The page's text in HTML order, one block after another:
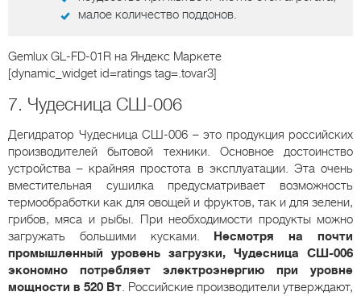
малое количество поддонов.
Gemlux GL-FD-01R на Яндекс Маркете
[dynamic_widget id=ratings tag=.tovar3]
7. Чудесница СШ-006
Дегидратор Чудесница СШ-006 – это продукция российских
производителей бытовой техники. Основное достоинство
устройства – крайняя простота в эксплуатации. Эта очень
вместительная сушилка предусматривает возможность
термообработки как для овощей и фруктов, так и для зелени,
грибов, мяса и рыбы. При необходимости продукты можно
загружать большими кусками. Несмотря на почти
промышленный уровень загрузки, Чудесница СШ-006
экономно потребляет электроэнергию при уровне
мощности в 520 Вт. Российские производители утверждают,